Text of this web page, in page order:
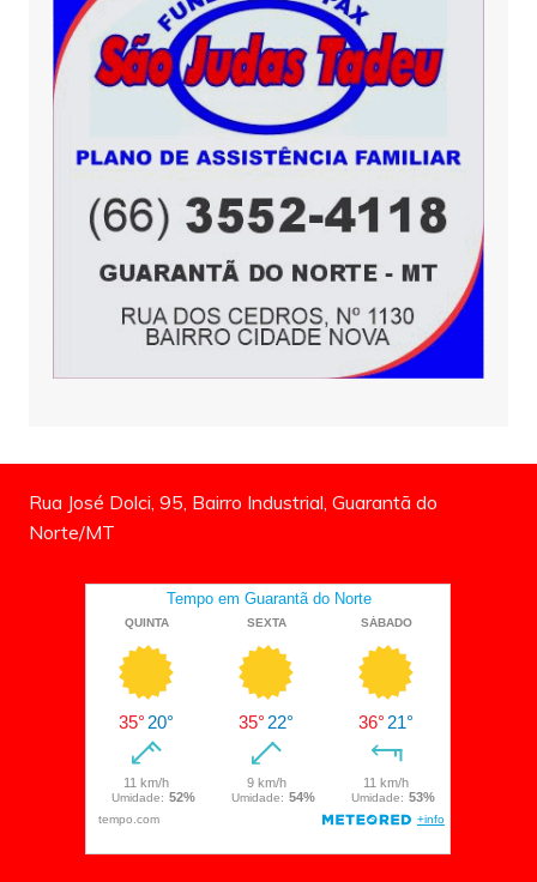
Rua José Dolci, 95, Bairro Industrial, Guarantã do
Norte/MT